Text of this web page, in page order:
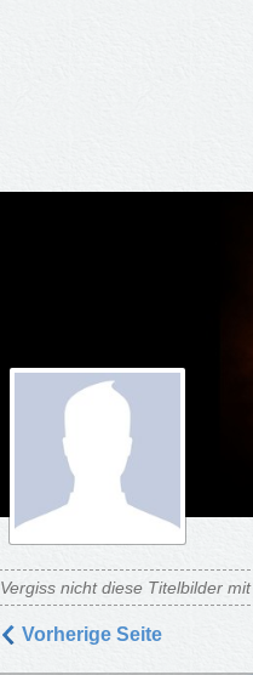
Vergiss nicht diese Titelbilder
Vorherige Seite